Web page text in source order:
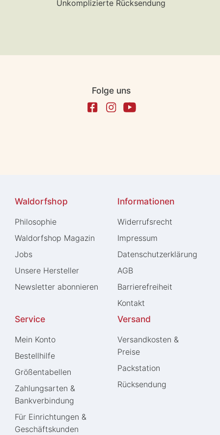
Unkomplizierte Rücksendung
Folge uns
Waldorfshop
Philosophie
Waldorfshop Magazin
Jobs
Unsere Hersteller
Newsletter abonnieren
Informationen
Widerrufs­recht
Impressum
Daten­schutz­erklärung
AGB
Barrierefreiheit
Kontakt
Service
Mein Konto
Bestellhilfe
Größentabellen
Zahlungsarten &
Bankverbindung
Für Einrichtungen &
Geschäftskunden
Versand
Versandkosten &
Preise
Packstation
Rücksendung